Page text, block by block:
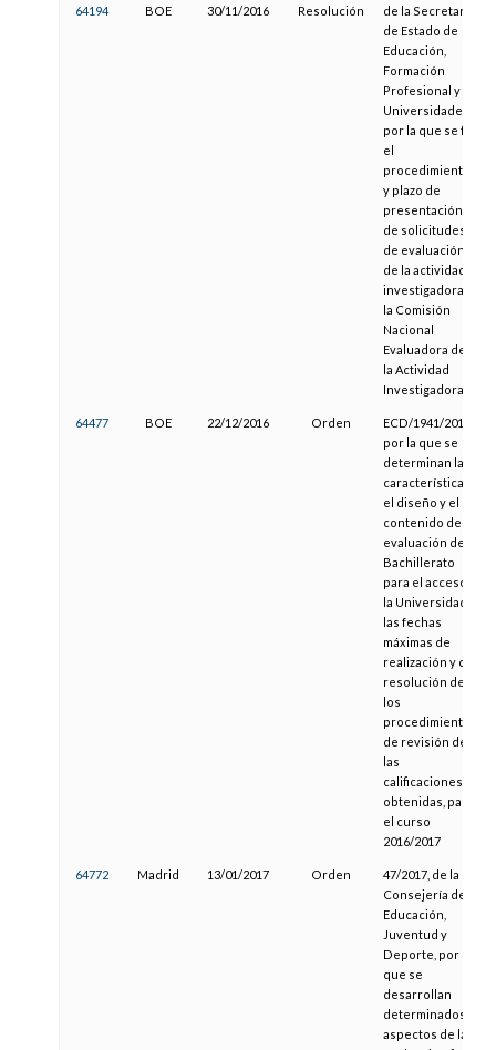
64194 BOE 30/11/2016 Resolución
de la Secretaría
de Estado de
Educación,
Formación
Profesional y
Universidades,
por la que se fija
el
procedimiento
y plazo de
presentación
de solicitudes
de evaluación
de la actividad
investigadora a
la Comisión
Nacional
Evaluadora de
la Actividad
Investigadora
64477 BOE 22/12/2016 Orden
ECD/1941/2016,
por la que se
determinan las
características,
el diseño y el
contenido de la
evaluación de
Bachillerato
para el acceso a
la Universidad,
las fechas
máximas de
realización y de
resolución de
los
procedimientos
de revisión de
las
calificaciones
obtenidas, para
el curso
2016/2017
64772 Madrid 13/01/2017 Orden
47/2017, de la
Consejería de
Educación,
Juventud y
Deporte, por la
que se
desarrollan
determinados
aspectos de la